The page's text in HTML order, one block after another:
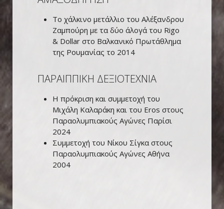
Το χάλκινο μετάλλιο του Αλέξανδρου
Ζαμπούρη με τα δύο άλογά του Rigo
& Dollar στο Βαλκανικό Πρωτάθλημα
της Ρουμανίας το 2014
ΠΑΡΑΙΠΠΙΚΗ ΔΕΞΙΟΤΕΧΝΙΑ
Η πρόκριση και συμμετοχή του
Μιχάλη Καλαράκη και του Eros στους
Παραολυμπιακούς Αγώνες Παρίσι
2024
Συμμετοχή του Νίκου Σίγκα στους
Παραολυμπιακούς Αγώνες Αθήνα
2004